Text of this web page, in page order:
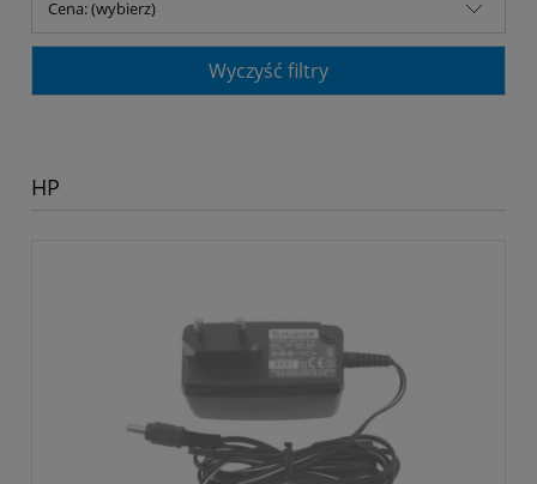
Cena: (wybierz)
Wyczyść filtry
HP